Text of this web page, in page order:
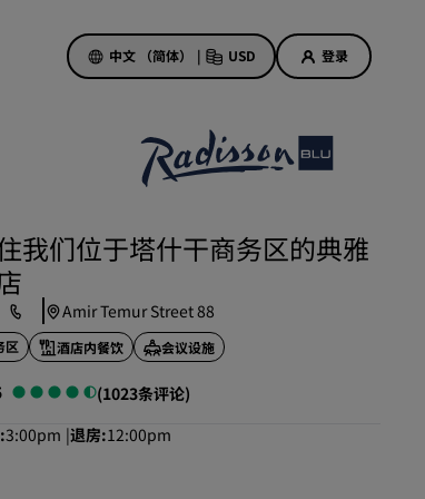
中文 （简体） | USD 登录
酒店优惠
美好的初遇，丰厚的奖励
提前预订
查看套餐
我们位于塔什干商务区的典雅
Amir Temur Street 88
区 酒店内餐饮 会议设施
(1023条评论)
3:00pm 退房 12:00pm